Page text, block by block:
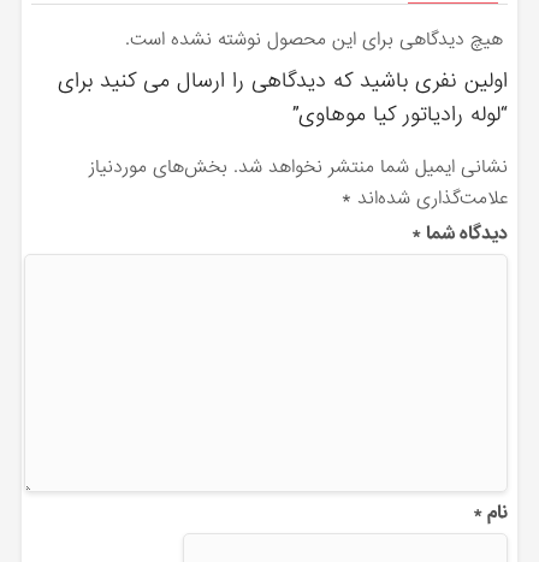
هیچ دیدگاهی برای این محصول نوشته نشده است.
اولین نفری باشید که دیدگاهی را ارسال می کنید برای
“لوله رادیاتور کیا موهاوی”
نشانی ایمیل شما منتشر نخواهد شد. بخش‌های موردنیاز
علامت‌گذاری شده‌اند *
دیدگاه شما*
نام*